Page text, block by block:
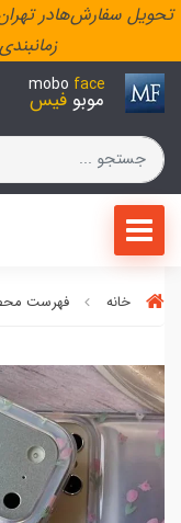
تحویل سفارش‌هادر
mobo face
موبو فیس
خانه فهرست